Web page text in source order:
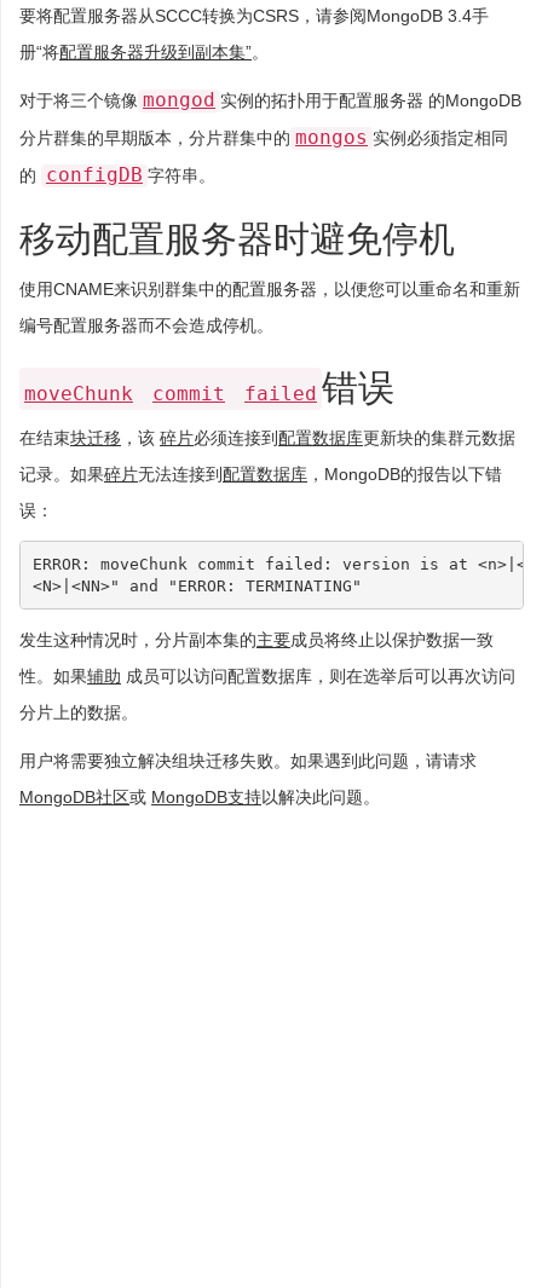
要将配置服务器从SCCC转换为CSRS，请参阅MongoDB 3.4手
册“将配置服务器升级到副本集”。
对于将三个镜像 mongod 实例的拓扑用于配置服务器 的MongoDB
分片群集的早期版本，分片群集中的 mongos 实例必须指定相同
的
configDB 字符串。
移动配置服务器时避免停机
使用CNAME来识别群集中的配置服务器，以便您可以重命名和重新
编号配置服务器而不会造成停机。
moveChunk commit failed 错误
在结束块迁移 ，该 碎片必须连接到配置数据库更新块的集群元数据
记录。如果碎片无法连接到配置数据库 ，MongoDB的报告以下错
误：
ERROR: moveChunk commit failed: version is at
发生这种情况时，分片副本集的主要成员将终止以保护数据一致
性。如果辅助 成员可以访问配置数据库，则在选举后可以再次访问
分片上的数据。
用户将需要独立解决组块迁移失败。如果遇到此问题，请请求
MongoDB社区或 MongoDB支持以解决此问题。